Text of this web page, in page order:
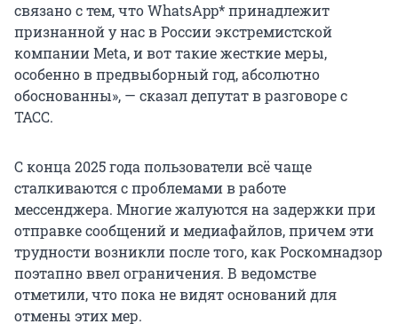
связано с тем, что WhatsApp* принадлежит
признанной у нас в России экстремистской
компании Meta, и вот такие жесткие меры,
особенно в предвыборный год, абсолютно
обоснованны», — сказал депутат в разговоре с
ТАСС.
С конца 2025 года пользователи всё чаще
сталкиваются с проблемами в работе
мессенджера. Многие жалуются на задержки при
отправке сообщений и медиафайлов, причем эти
трудности возникли после того, как Роскомнадзор
поэтапно ввел ограничения. В ведомстве
отметили, что пока не видят оснований для
отмены этих мер.